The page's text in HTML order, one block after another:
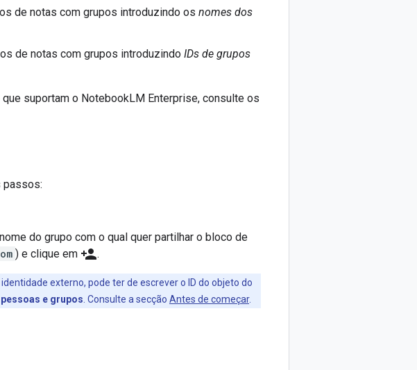
de notas com grupos introduzindo os nomes dos
de notas com grupos introduzindo IDs de grupos
suportam o NotebookLM Enterprise, consulte os
passos:
do grupo com o qual quer partilhar o bloco de
) e clique em person_add.
externo, pode ter de escrever o ID do objeto do
e grupos . Consulte a secção Antes de começar.